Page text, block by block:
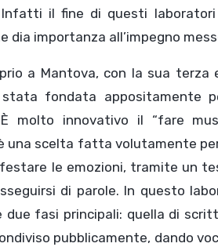
il fine di questi
dia importanza all’impegno
a Mantova, con la sua terza
fondata appositamente
molto innovativo il “fare
una scelta fatta volutamente
le emozioni, tramite un
di parole. In questo
fasi principali: quella di
pubblicamente, dando